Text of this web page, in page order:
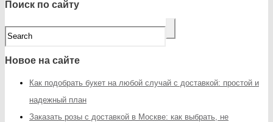
Поиск по сайту
Новое на сайте
Как подобрать букет на любой случай с доставкой: простой и
надежный план
Заказать розы с доставкой в Москве: как выбрать, не